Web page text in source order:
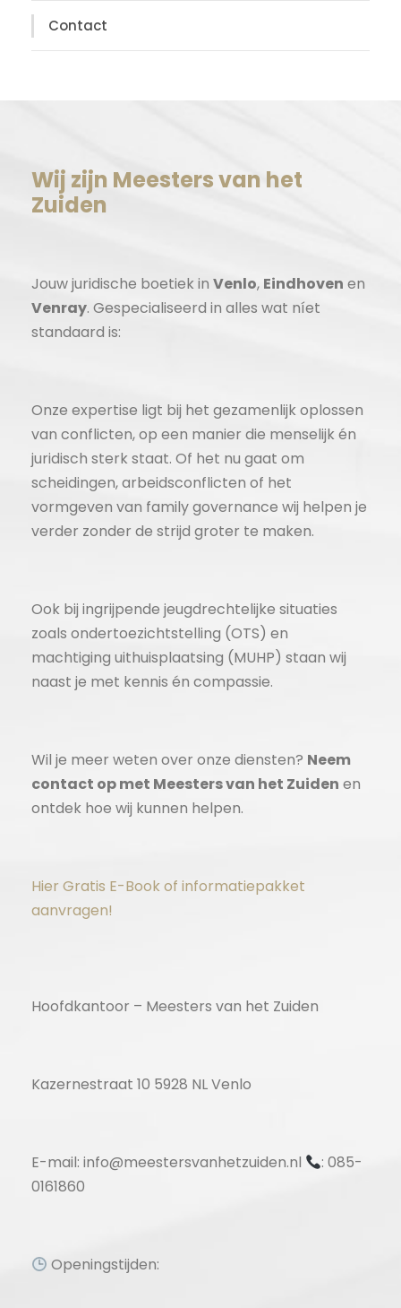
Contact
Wij zijn Meesters van het
Zuiden
Jouw juridische boetiek in Venlo, Eindhoven en
Venray. Gespecialiseerd in alles wat níet
standaard is:
Onze expertise ligt bij het gezamenlijk oplossen
van conflicten, op een manier die menselijk én
juridisch sterk staat. Of het nu gaat om
scheidingen, arbeidsconflicten of het
vormgeven van family governance wij helpen je
verder zonder de strijd groter te maken.
Ook bij ingrijpende jeugdrechtelijke situaties
zoals ondertoezichtstelling (OTS) en
machtiging uithuisplaatsing (MUHP) staan wij
naast je met kennis én compassie.
Wil je meer weten over onze diensten? Neem
contact op met Meesters van het Zuiden en
ontdek hoe wij kunnen helpen.
Hier Gratis E-Book of informatiepakket
aanvragen!
Hoofdkantoor – Meesters van het Zuiden
Kazernestraat 10 5928 NL Venlo
E-mail: info@meestersvanhetzuiden.nl
: 085-
0161860
Openingstijden: